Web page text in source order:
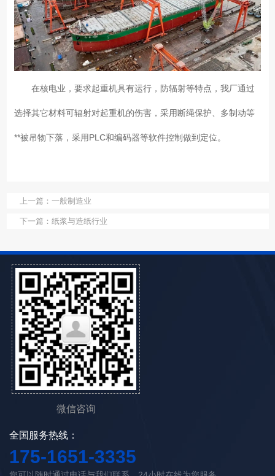
在核电业，要求起重机具有运行，防辐射等特点，我厂通过
选择其它材料可辐射对起重机的伤害，采用断绳保护、多制动等
**被吊物下落，采用PLC和编码器等软件控制做到定位。
上一篇： 一般制造业
下一篇： 纸浆与造纸行业
微信咨询
全国服务热线：
175-1651-3335